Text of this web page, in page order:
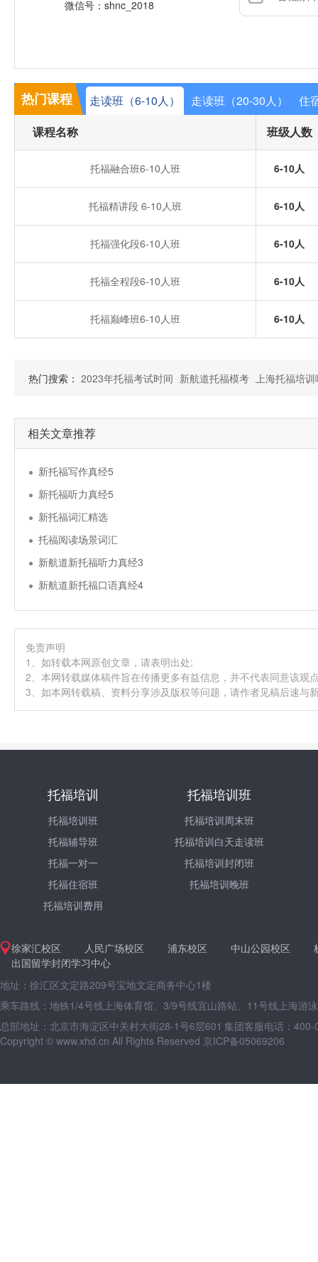
微信号：shnc_2018
热门课程 走读班（6-10人） 走读班（20-30人）
住
课程名称
班级人数
托福融合班6-10人班 6-10人
托福精讲段 6-10人班 6-10人
托福强化段6-10人班 6-10人
托福全程段6-10人班 6-10人
托福巅峰班6-10人班 6-10人
热门搜索： 2023年托福考试时间 新航道托福模考 上海托福培
相关文章推荐
新托福写作真经5
新托福听力真经5
新托福词汇精选
托福阅读场景词汇
新航道新托福听力真经3
新航道新托福口语真经4
免责声明
1、如转载本网原创文章，请表明出处;
2、本网转载媒体稿件旨在传播更多有益信息，并不代表同意该观
3、如本网转载稿、资料分享涉及版权等问题，请作者见稿后速
托福培训
托福培训班
托福辅导班
托福一对一
托福住宿班
托福培训费用
托福培训班
托福培训周末班
托福培训白天走读班
托福培训封闭班
托福培训晚班
徐家汇校区 人民广场校区 浦东校区 中山公园校区
出国留学封闭学习中心
地址：徐汇区文定路209号宝地文定商务中心1楼
乘车路线：地铁1/4号线上海体育馆、3/9号线宜山路站、11号线上海游
总部地址：北京市海淀区中关村大街28-1号6层601 集团客服电话：
Copyright © www.xhd.cn All Rights Reserved 京ICP备05069206